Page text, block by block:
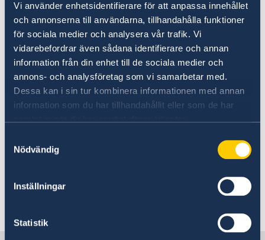
Vi använder enhetsidentifierare för att anpassa innehållet
och annonserna till användarna, tillhandahålla funktioner
för sociala medier och analysera vår trafik. Vi
vidarebefordrar även sådana identifierare och annan
information från din enhet till de sociala medier och
annons- och analysföretag som vi samarbetar med.
Dessa kan i sin tur kombinera informationen med annan
information som du har tillhandahållit eller som de har
Nödvändig
Inställningar
Statistik
Hitta kontaktinformation till svenska
ambassader och generalkonsulat på
swedenabroad.se
Du som redan ansökt om uppehålls- och/eller
arbetstillstånd och har haft kontakt med
uppehållstillståndskort kommer även efter den